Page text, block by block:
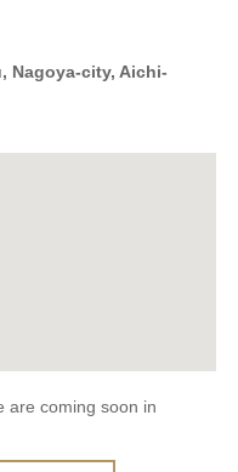
Nagoya-city, Aichi-
are coming soon in